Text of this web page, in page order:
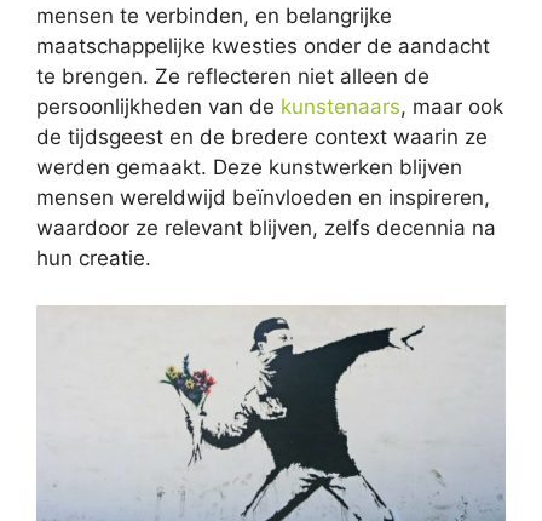
mensen te verbinden, en belangrijke
maatschappelijke kwesties onder de aandacht
te brengen. Ze reflecteren niet alleen de
persoonlijkheden van de kunstenaars, maar ook
de tijdsgeest en de bredere context waarin ze
werden gemaakt. Deze kunstwerken blijven
mensen wereldwijd beïnvloeden en inspireren,
waardoor ze relevant blijven, zelfs decennia na
hun creatie.